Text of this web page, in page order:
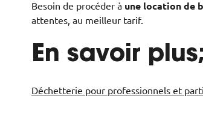
Besoin de procéder à une location de
attentes, au meilleur tarif.
En savoir
Déchetterie pour professionnels et